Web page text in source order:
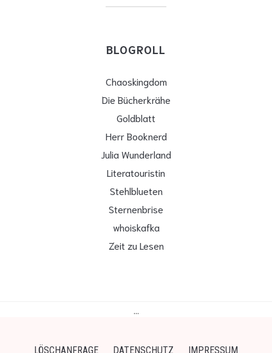
BLOGROLL
Chaoskingdom
Die Bücherkrähe
Goldblatt
Herr Booknerd
Julia Wunderland
Literatouristin
Stehlblueten
Sternenbrise
whoiskafka
Zeit zu Lesen
LÖSCHANFRAGE DATENSCHUTZ IMPRESSUM